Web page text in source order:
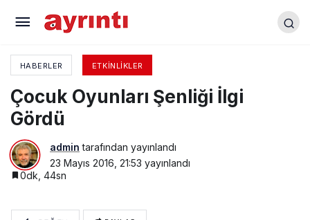
HABERLER ETKINLIKLER
Çocuk Oyunları Şenliği İlgi
Gördü
admin tarafından yayınlandı
23 Mayıs 2016, 21:53 yayınlandı
0dk, 44sn
Demirciler Odası’nın Pilav Günü Geleneksel Oldu